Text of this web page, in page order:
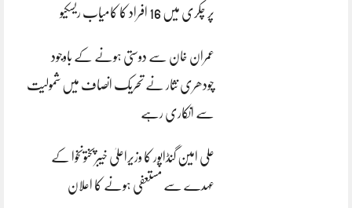
پر چکری میں 16 افراد کا کامیاب ریسکیو
عمران خان سے دوستی ہونے کے باوجود
چودھری نثار نے تحریک انصاف میں شمولیت
سے انکاری رہے
علی امین گنڈاپور کا وزیراعلیٰ خیبرپختونخوا کے
عہدے سے مستعفی ہونے کا اعلان